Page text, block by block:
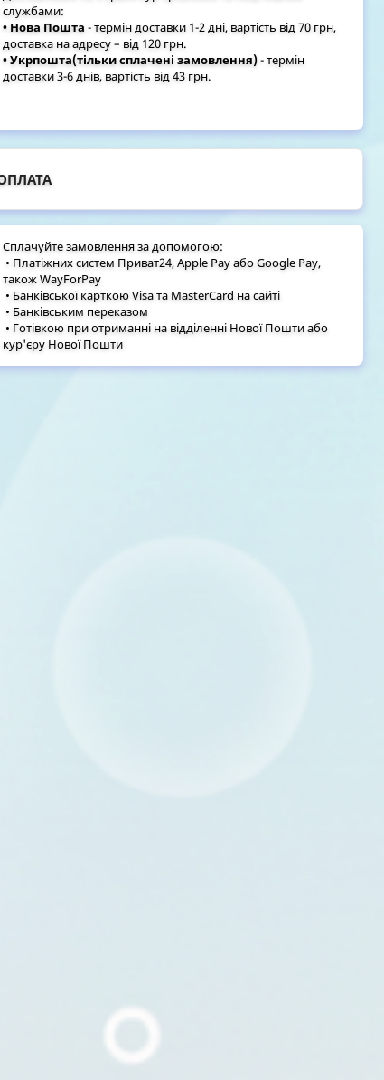
службами:
• Нова Пошта - термін доставки 1-2 дні, вартість від 70 грн,
доставка на адресу – від 120 грн.
• Укрпошта(тільки сплачені замовлення)- термін
доставки 3-6 днів, вартість від 43 грн.
Сплачуйте замовлення за допомогою:
• Платіжних систем Приват24, Apple Pay або Google Pay,
також WayForPay
• Банківської карткою Visa та MasterCard на сайті
• Банківським переказом
• Готівкою при отриманні на відділенні Нової Пошти або
кур'єру Нової Пошти